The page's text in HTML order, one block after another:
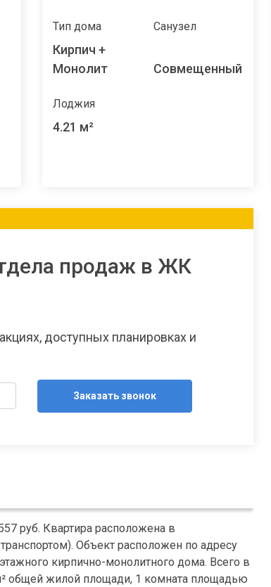
Тип дома
Кирпич +
Монолит
Санузел
Совмещенный
Лоджия
4.21 м²
продаж в ЖК
доступных планировках и
Заказать звонок
руб. Квартира расположена в
Объект расположен по адресу
кирпично-монолитного дома. Всего в
общей жилой площади, 1 комната площадью